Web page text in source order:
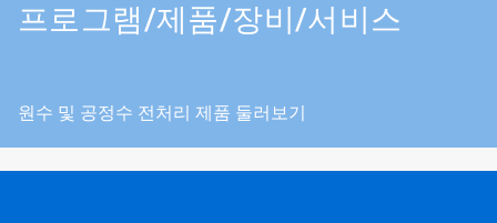
프로그램/제품/장비/서비스
원수 및 공정수 전처리 제품 둘러보기